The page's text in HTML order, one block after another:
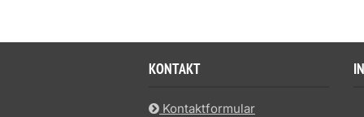
KONTAKT
Kontaktformular